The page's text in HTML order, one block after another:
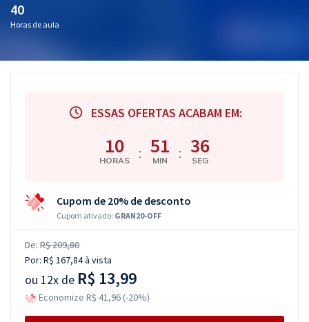
40
Horas de aula
ESSAS OFERTAS ACABAM EM:
10
HORAS : 51
MIN : 36
SEG
Cupom de 20% de desconto
Cupom ativado: GRAN20-OFF
De: R$ 209,80
Por: R$ 167,84à vista
ou 12x de R$ 13,99
Economize R$ 41,96 (-20%)